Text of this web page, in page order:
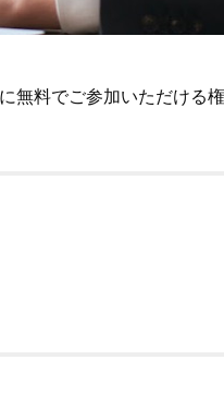
無料でご参加いただける